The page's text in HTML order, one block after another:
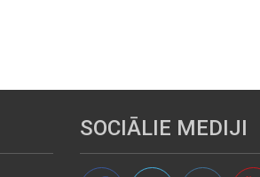
SOCIĀLIE MEDIJI